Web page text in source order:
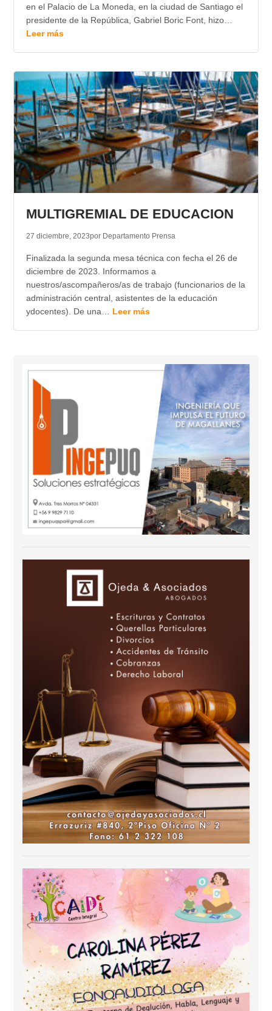
en el Palacio de La Moneda, en la ciudad de Santiago el
presidente de la República, Gabriel Boric Font, hizo…
Leer más
MULTIGREMIAL DE EDUCACION
27 diciembre, 2023por Departamento Prensa
Finalizada la segunda mesa técnica con fecha el 26 de
diciembre de 2023. Informamos a
nuestros/ascompañeros/as de trabajo (funcionarios de la
administración central, asistentes de la educación
ydocentes). De una… Leer más